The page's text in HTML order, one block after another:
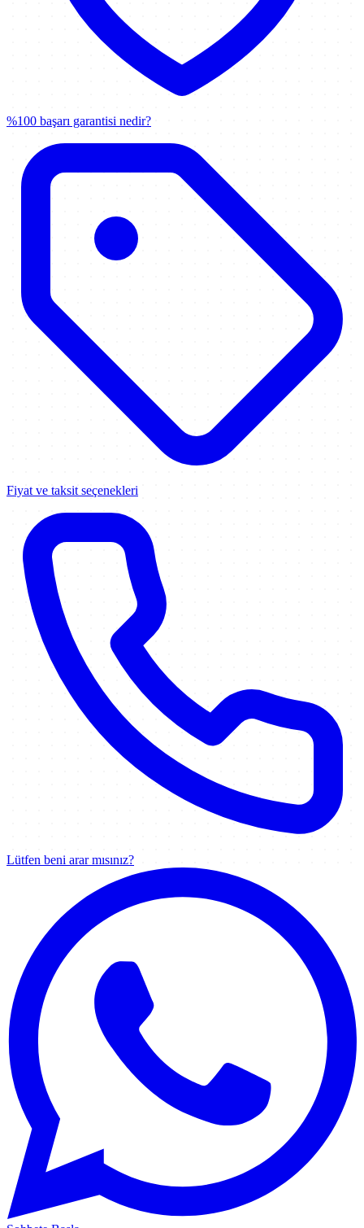
%100 başarı garantisi nedir?
Fiyat ve taksit seçenekleri
Lütfen beni arar mısınız?